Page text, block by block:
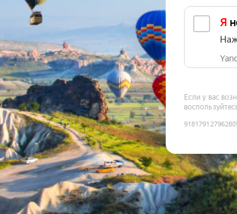
Если у вас